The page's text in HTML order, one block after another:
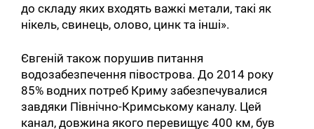
до складу яких входять важкі метали, такі як
нікель, свинець, олово, цинк та інші».
Євгеній також порушив питання
водозабезпечення півострова. До 2014 року
85% водних потреб Криму забезпечувалися
завдяки Північно-Кримському каналу. Цей
канал, довжина якого перевищує 400 км, був